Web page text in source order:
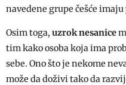
navedene grupe češće
Osim toga, uzrok nesanice
tim kako osoba koja ima
sebe. Ono što je nekome
može da doživi tako da